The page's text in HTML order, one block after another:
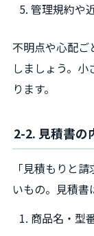
管理規約や
不明点や心配
しましょう。
ります。
2-2. 見積書の
「見積もりと
いもの。見積書
商品名・型